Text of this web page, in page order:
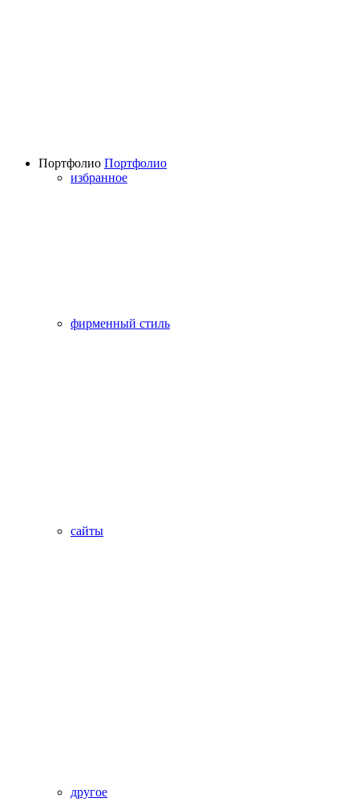
Портфолио Портфолио
избранное
фирменный стиль
сайты
другое